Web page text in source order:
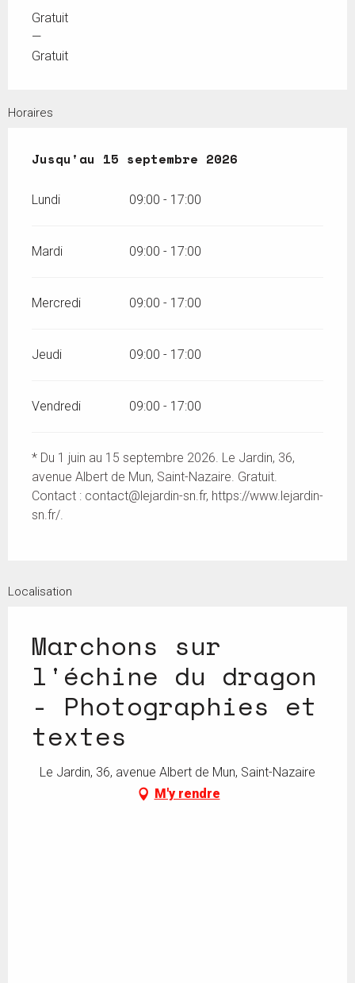
Gratuit
—
Gratuit
Horaires
Du1 juin 2026au15 septembre 2026
Jusqu'au 15 septembre 2026
Lundi 09:00 - 17:00
Mardi 09:00 - 17:00
Mercredi 09:00 - 17:00
Jeudi 09:00 - 17:00
Vendredi 09:00 - 17:00
* Du 1 juin au 15 septembre 2026. Le Jardin, 36,
avenue Albert de Mun, Saint-Nazaire. Gratuit.
Contact : contact@lejardin-sn.fr, https://www.lejardin-
sn.fr/.
Localisation
Marchons sur
l'échine du dragon
- Photographies et
textes
Le Jardin, 36, avenue Albert de Mun, Saint-Nazaire
M'y rendre